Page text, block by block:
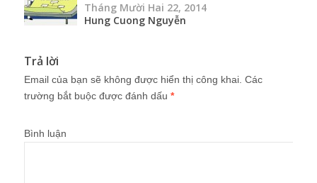
Tháng Mười Hai 22, 2014
Hung Cuong Nguyễn
Trả lời
Email của bạn sẽ không được hiển thị công khai. Các
trường bắt buộc được đánh dấu *
Bình luận